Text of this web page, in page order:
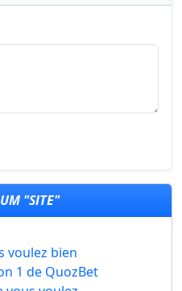
"SITE"
voulez bien
1 de QuozBet